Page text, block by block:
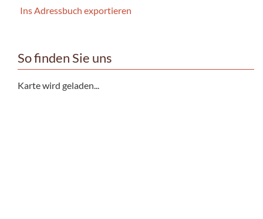
Ins Adressbuch exportieren
So finden Sie uns
Karte wird geladen...